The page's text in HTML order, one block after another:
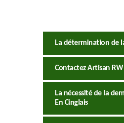
La détermination de
Contactez Artisan
La nécessité de la
En Cinglais